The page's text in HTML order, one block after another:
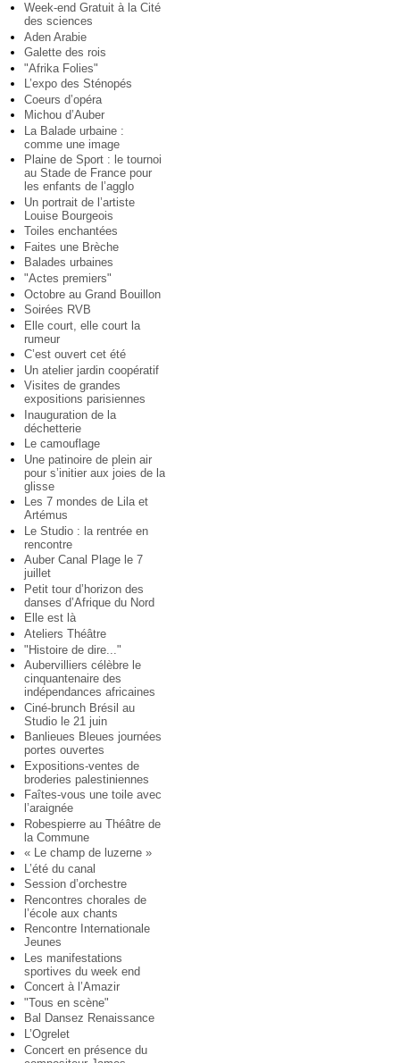
Week-end Gratuit à la Cité
des sciences
Aden Arabie
Galette des rois
"Afrika Folies"
L’expo des Sténopés
Coeurs d’opéra
Michou d’Auber
La Balade urbaine :
comme une image
Plaine de Sport : le tournoi
au Stade de France pour
les enfants de l’agglo
Un portrait de l’artiste
Louise Bourgeois
Toiles enchantées
Faites une Brèche
Balades urbaines
"Actes premiers"
Octobre au Grand Bouillon
Soirées RVB
Elle court, elle court la
rumeur
C’est ouvert cet été
Un atelier jardin coopératif
Visites de grandes
expositions parisiennes
Inauguration de la
déchetterie
Le camouflage
Une patinoire de plein air
pour s’initier aux joies de la
glisse
Les 7 mondes de Lila et
Artémus
Le Studio : la rentrée en
rencontre
Auber Canal Plage le 7
juillet
Petit tour d’horizon des
danses d’Afrique du Nord
Elle est là
Ateliers Théâtre
"Histoire de dire..."
Aubervilliers célèbre le
cinquantenaire des
indépendances africaines
Ciné-brunch Brésil au
Studio le 21 juin
Banlieues Bleues journées
portes ouvertes
Expositions-ventes de
broderies palestiniennes
Faîtes-vous une toile avec
l’araignée
Robespierre au Théâtre de
la Commune
« Le champ de luzerne »
L’été du canal
Session d’orchestre
Rencontres chorales de
l’école aux chants
Rencontre Internationale
Jeunes
Les manifestations
sportives du week end
Concert à l’Amazir
"Tous en scène"
Bal Dansez Renaissance
L’Ogrelet
Concert en présence du